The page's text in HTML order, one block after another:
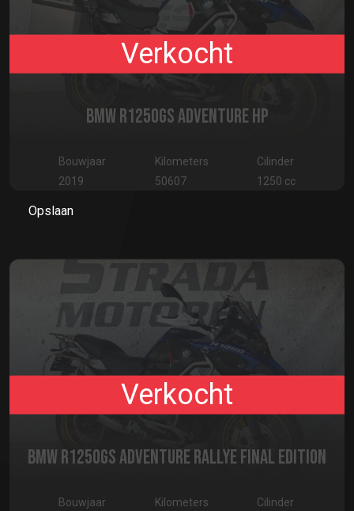
Verkocht
BMW R1250GS ADVENTURE HP
Bouwjaar
2019
Kilometers
50607
Cilinder
1250 cc
Opslaan
Verkocht
BMW R1250GS ADVENTURE RALLYE FINAL EDITION
Bouwjaar
Kilometers
Cilinder